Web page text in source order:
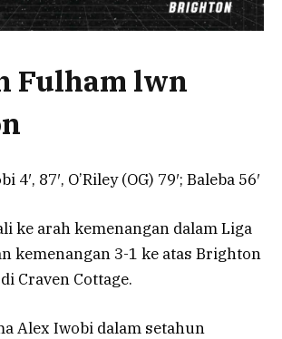
Fulham lwn
87′, O’Riley (OG) 79′; Baleba 56′
ke arah kemenangan dalam Liga
kemenangan 3-1 ke atas Brighton
Craven Cottage.
Alex Iwobi dalam setahun